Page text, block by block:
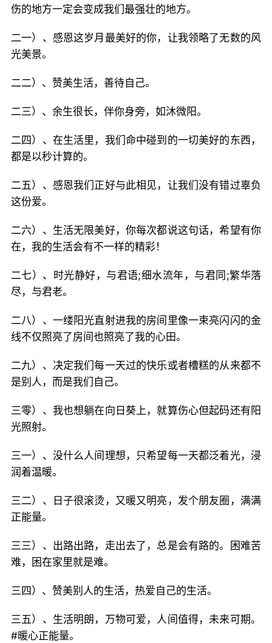
伤的地方一定会变成我们最强壮的地方。
二一）、感恩这岁月最美好的你，让我领略了无数的风
光美景。
二二）、赞美生活，善待自己。
二三）、余生很长，伴你身旁，如沐微阳。
二四）、在生活里，我们命中碰到的一切美好的东西，
都是以秒计算的。
二五）、感恩我们正好与此相见，让我们没有错过辜负
这份爱。
二六）、生活无限美好，你每次都说这句话，希望有你
在，我的生活会有不一样的精彩！
二七）、时光静好，与君语;细水流年，与君同;繁华落
尽，与君老。
二八）、一缕阳光直射进我的房间里像一束亮闪闪的金
线不仅照亮了房间也照亮了我的心田。
二九）、决定我们每一天过的快乐或者槽糕的从来都不
是别人，而是我们自己。
三零）、我也想躺在向日葵上，就算伤心但起码还有阳
光照射。
三一）、没什么人间理想，只希望每一天都泛着光，浸
润着温暖。
三二）、日子很滚烫，又暖又明亮，发个朋友圈，满满
正能量。
三三）、出路出路，走出去了，总是会有路的。困难苦
难，困在家里就是难。
三四）、赞美别人的生活，热爱自己的生活。
三五）、生活明朗，万物可爱，人间值得，未来可期。
#暖心正能量。